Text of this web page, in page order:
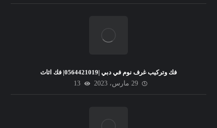
فك وتركيب غرف نوم في دبي |0564421019| فك اثاث
29 مارس، 2023
13